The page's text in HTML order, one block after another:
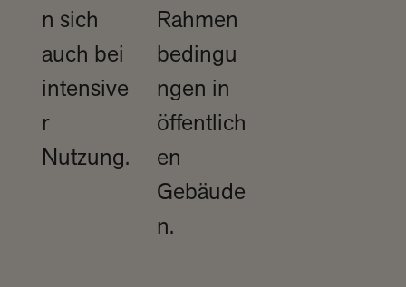
n sich
auch bei
intensive
r
Nutzung.​
Rahmen
bedingu
ngen in
öffentlich
en
Gebäude
n.​